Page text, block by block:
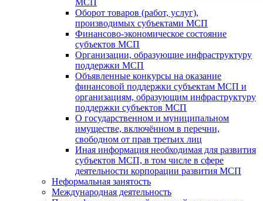
МСП
Оборот товаров (работ, услуг),
производимых субъектами МСП
Финансово-экономическое состояние
субъектов МСП
Организации, образующие инфраструктуру
поддержки МСП
Объявленные конкурсы на оказание
финансовой поддержки субъектам МСП и
организациям, образующим инфраструктуру
поддержки субъектов МСП
О государственном и муниципальном
имуществе, включённом в перечни,
свободном от прав третьих лиц
Иная информация необходимая для развития
субъектов МСП, в том числе в сфере
деятельности корпорации развития МСП
Неформальная занятость
Международная деятельность